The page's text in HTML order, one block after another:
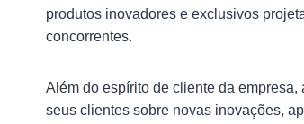
produtos inovadores e exclusivos
concorrentes.
Além do espírito de cliente da
seus clientes sobre novas inovações,